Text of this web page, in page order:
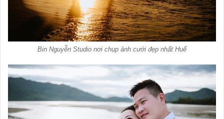
Bin Nguyễn Studio nơi chụp ảnh cưới đẹp nhất Huế